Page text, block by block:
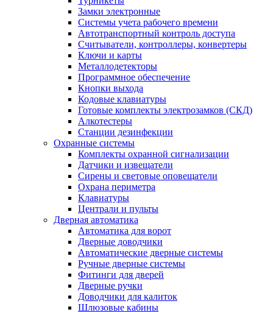
Замки электронные
Системы учета рабочего времени
Автотранспортный контроль доступа
Считыватели, контроллеры, конвертеры
Ключи и карты
Металлодетекторы
Программное обеспечение
Кнопки выхода
Кодовые клавиатуры
Готовые комплекты электрозамков (СКД)
Алкотестеры
Станции дезинфекции
Охранные системы
Комплекты охранной сигнализации
Датчики и извещатели
Сирены и световые оповещатели
Охрана периметра
Клавиатуры
Централи и пульты
Дверная автоматика
Автоматика для ворот
Дверные доводчики
Автоматические дверные системы
Ручные дверные системы
Фитинги для дверей
Дверные ручки
Доводчики для калиток
Шлюзовые кабины